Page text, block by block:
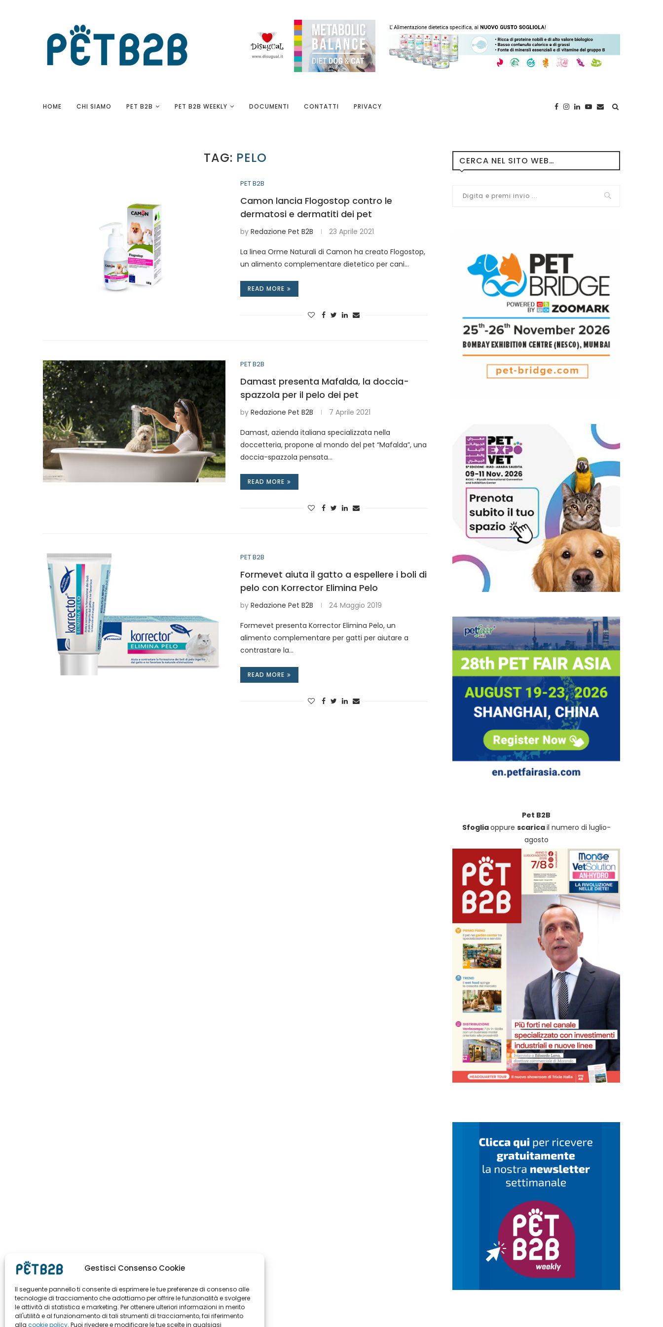
Gestisci Consenso Cookie
Il seguente pannello ti consente di esprimere le tue preferenze di consenso alle
tecnologie di tracciamento che adottiamo per offrire le funzionalità e svolgere
le attività di statistica e marketing. Per ottenere ulteriori informazioni in merito
all'utilità e al funzionamento di tali strumenti di tracciamento, fai riferimento
alla cookie policy. Puoi rivedere e modificare le tue scelte in qualsiasi
HOME CHI SIAMO PET B2B PET B2B WEEKLY DOCUMENTI CONTATTI PRIVACY
TAG: PELO
PET B2B
Camon lancia Flogostop contro le
dermatosi e dermatiti dei pet
by Redazione Pet B2B 23 Aprile 2021
La linea Orme Naturali di Camon ha creato Flogostop,
un alimento complementare dietetico per cani…
READ MORE
PET B2B
Damast presenta Mafalda, la doccia-
spazzola per il pelo dei pet
by Redazione Pet B2B 7 Aprile 2021
Damast, azienda italiana specializzata nella
doccetteria, propone al mondo del pet “Mafalda”, una
doccia-spazzola pensata…
READ MORE
PET B2B
Formevet aiuta il gatto a espellere i boli di
pelo con Korrector Elimina Pelo
by Redazione Pet B2B 24 Maggio 2019
Formevet presenta Korrector Elimina Pelo, un
alimento complementare per gatti per aiutare a
contrastare la…
READ MORE
CERCA NEL SITO WEB…
Pet B2B
Sfogliaoppure scaricail numero di luglio-
agosto